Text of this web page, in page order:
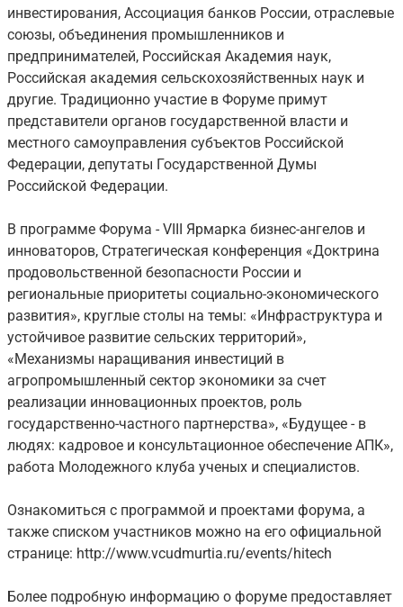
инвестирования, Ассоциация банков России, отраслевые
союзы, объединения промышленников и
предпринимателей, Российская Академия наук,
Российская академия сельскохозяйственных наук и
другие. Традиционно участие в Форуме примут
представители органов государственной власти и
местного самоуправления субъектов Российской
Федерации, депутаты Государственной Думы
Российской Федерации.
В программе Форума - VIII Ярмарка бизнес-ангелов и
инноваторов, Стратегическая конференция «Доктрина
продовольственной безопасности России и
региональные приоритеты социально-экономического
развития», круглые столы на темы: «Инфраструктура и
устойчивое развитие сельских территорий»,
«Механизмы наращивания инвестиций в
агропромышленный сектор экономики за счет
реализации инновационных проектов, роль
государственно-частного партнерства», «Будущее - в
людях: кадровое и консультационное обеспечение АПК»,
работа Молодежного клуба ученых и специалистов.
Ознакомиться с программой и проектами форума, а
также списком участников можно на его официальной
странице: http://www.vcudmurtia.ru/events/hitech
Более подробную информацию о форуме предоставляет